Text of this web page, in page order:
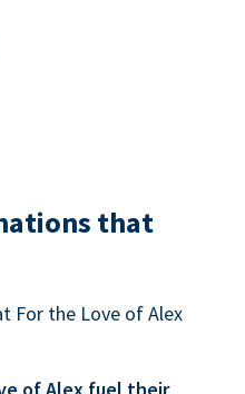
that
For the Love of Alex
of Alex fuel their